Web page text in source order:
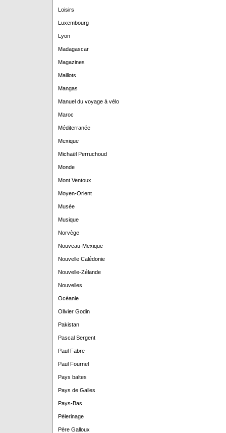
Loisirs
Luxembourg
Lyon
Madagascar
Magazines
Maillots
Mangas
Manuel du voyage à vélo
Maroc
Méditerranée
Mexique
Michaël Perruchoud
Monde
Mont Ventoux
Moyen-Orient
Musée
Musique
Norvège
Nouveau-Mexique
Nouvelle Calédonie
Nouvelle-Zélande
Nouvelles
Océanie
Olivier Godin
Pakistan
Pascal Sergent
Paul Fabre
Paul Fournel
Pays baltes
Pays de Galles
Pays-Bas
Pélerinage
Père Galloux